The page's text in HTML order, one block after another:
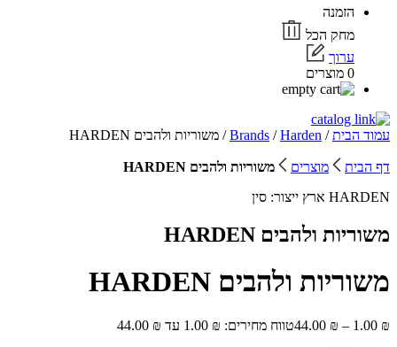
הזמנה
מחק הכל
ערוך
0 מוצרים
עמוד הבית/
Brands /Harden / משוריות ולהבים HARDEN
דף הבית מוצרים
משוריות ולהבים HARDEN
HARDEN ארץ ייצור: סין
משוריות ולהבים HARDEN
משוריות ולהבים HARDEN
1.00 ₪
–
44.00 ₪ טווח מחירים: ⁦1.00 ₪⁩ עד ⁦44.00 ₪⁩